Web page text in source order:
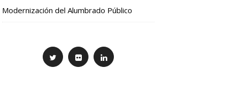
Modernización del Alumbrado Público